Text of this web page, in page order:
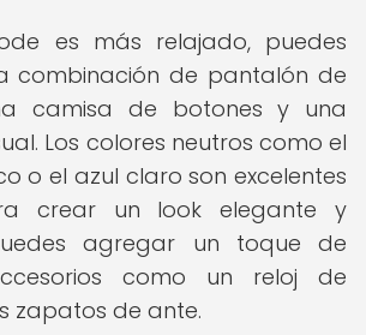
es más relajado, puedes
combinación de pantalón de
camisa de botones y una
Los colores neutros como el
o el azul claro son excelentes
crear un look elegante y
agregar un toque de
como un reloj de
zapatos de ante.